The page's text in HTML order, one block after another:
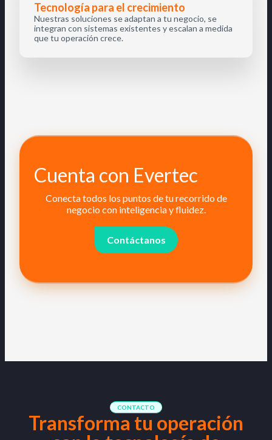
Tecnología para el crecimiento
Nuestras soluciones se adaptan a tu negocio, se
integran con sistemas existentes y escalan a medida
que tu operación crece.
Cuenta con Evertec
Conecta todos los puntos de tu recorrido de
negocio con inteligencia y fluidez.
Contáctanos
CONTACTO
Transforma tu operación